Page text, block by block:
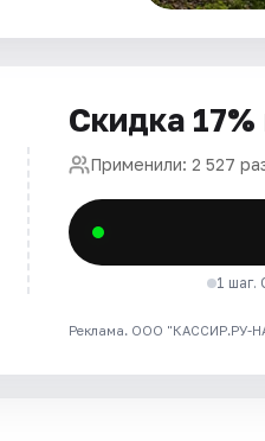
Скидка
Применили: 2 527
1 шаг.
Реклама. ООО "КАССИР.РУ-